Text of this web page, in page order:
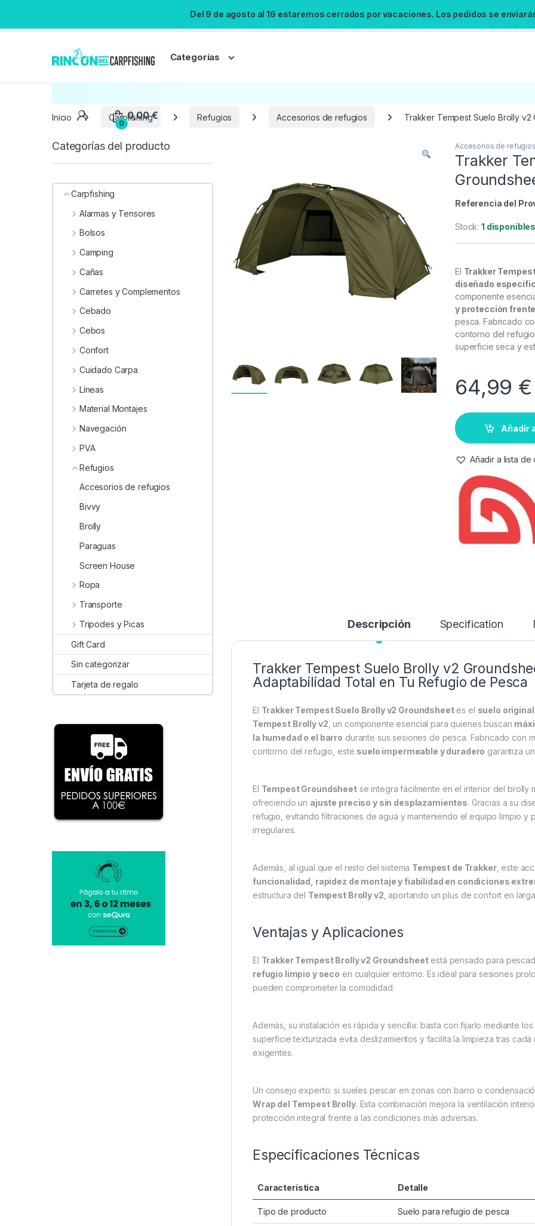
Del 9 de agosto al 16 estaremos cerrados por vacaciones. Los pedidos se
Categorías
Búsqueda no disponible
No se pudo cargar el widget de búsqueda.
Reintentar
Inicio Carpfishing Refugios Accesorios de refugios Trakker Tempest Suelo Brolly v2
Accesorios de
Trakker
Referencia del
Stock:1
El Trakker
diseñado
componente
y protección
pesca. Fabricado
contorno del
superficie seca y
64,99 €
Añadir
Añadir a lista de
Descripción Specification
Trakker Tempest Suelo Brolly v2
Adaptabilidad Total en Tu Refugio de Pesca
El Trakker Tempest Suelo Brolly v2 Groundsheetes el suelo
Tempest Brolly v2 , un componente esencial para quienes buscan
la humedad o el barro durante sus sesiones de pesca. Fabricado con
contorno del refugio, este suelo impermeable y duradero garantiza
El Tempest Groundsheetse integra fácilmente en el interior del brolly
ofreciendo un ajuste preciso y sin desplazamientos. Gracias a su
refugio, evitando filtraciones de agua y manteniendo el equipo limpio y
irregulares.
Además, al igual que el resto del sistema Tempest de Trakker, este
funcionalidad, rapidez de montaje y fiabilidad en condiciones
estructura del Tempest Brolly v2 , aportando un plus de confort en
Ventajas y Aplicaciones
El Trakker Tempest Brolly v2 Groundsheetestá pensado para
refugio limpio y seco en cualquier entorno. Es ideal para sesiones
pueden comprometer la comodidad.
Además, su instalación es rápida y sencilla: basta con fijarlo mediante
superficie texturizada evita deslizamientos y facilita la limpieza tras
exigentes.
Un consejo experto: si sueles pescar en zonas con barro o
Wrap del Tempest Brolly. Esta combinación mejora la ventilación
protección integral frente a las condiciones más adversas.
Especificaciones Técnicas
Característica Detalle
Tipo de producto Suelo para refugio de pesca
Categorías del producto
Carpfishing
Alarmas y Tensores
Bolsos
Camping
Cañas
Carretes y Complementos
Cebado
Cebos
Confort
Cuidado Carpa
Líneas
Material Montajes
Navegación
PVA
Refugios
Accesorios de refugios
Bivvy
Brolly
Paraguas
Screen House
Ropa
Transporte
Tripodes y Picas
Gift Card
Sin categorizar
Tarjeta de regalo